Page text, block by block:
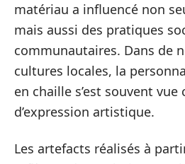
matériau a influencé non
mais aussi des pratiques
communautaires. Dans de
cultures locales, la
en chaille s’est souvent
d’expression artistique.
Les artefacts réalisés à